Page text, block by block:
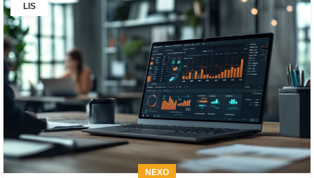
LIS
NEXO